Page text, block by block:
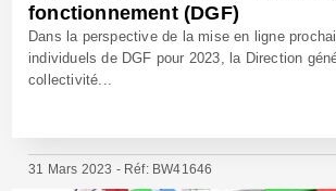
fonctionnement (DGF)
Dans la perspective de la mise en ligne
individuels de DGF pour 2023, la Direction
collectivité...
31 Mars 2023 - Réf: BW41646